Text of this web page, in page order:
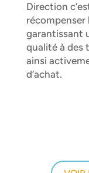
Direction
récompenser
garantissant
qualité à des
ainsi
d’achat.